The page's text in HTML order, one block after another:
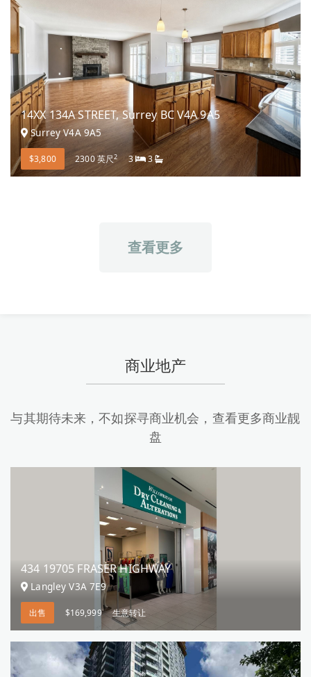
14XX 134A STREET, Surrey BC V4A 9A5
Surrey V4A 9A5
$3,800 2300 英尺2 3 3
查看更多
商业地产
与其期待未来，不如探寻商业机会，查看更多商业靓
盘
434 19705 FRASER HIGHWAY
Langley V3A 7E9
出售 $169,999 生意转让